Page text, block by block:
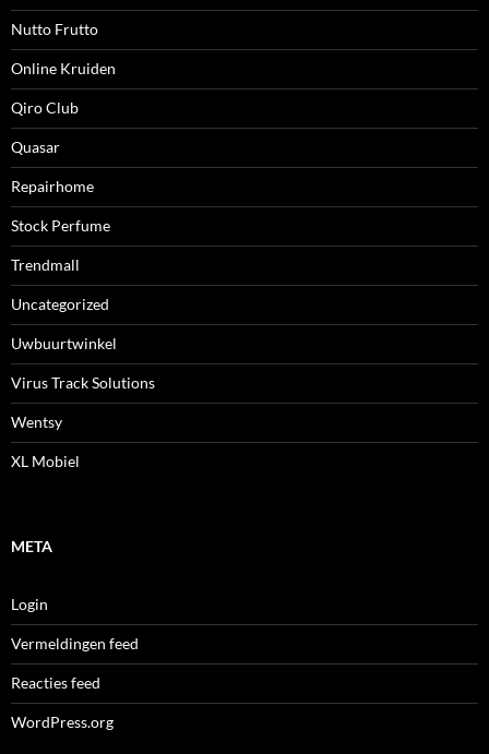
Nutto Frutto
Online Kruiden
Qiro Club
Quasar
Repairhome
Stock Perfume
Trendmall
Uncategorized
Uwbuurtwinkel
Virus Track Solutions
Wentsy
XL Mobiel
META
Login
Vermeldingen feed
Reacties feed
WordPress.org